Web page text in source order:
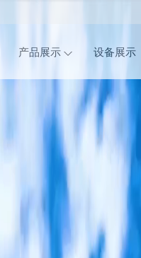
产品展示 设备展示